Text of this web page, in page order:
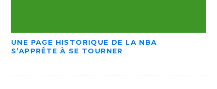
UNE PAGE HISTORIQUE DE LA NBA
S’APPRÊTE À SE TOURNER